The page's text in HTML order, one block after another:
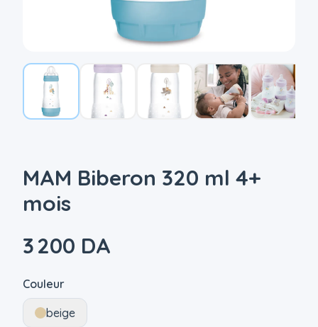
MAM Biberon 320 ml 4+
mois
3 200 DA
Couleur
beige